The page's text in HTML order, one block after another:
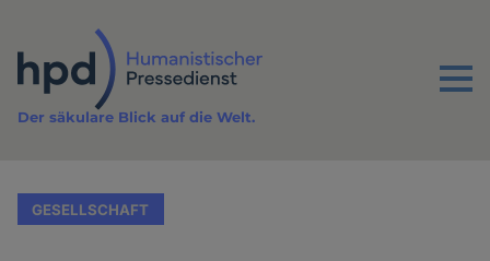
Inhalt
Menu
Der säkulare Blick auf die Welt.
GESELLSCHAFT